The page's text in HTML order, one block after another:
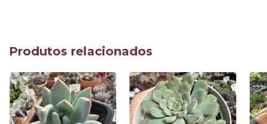
Produtos relacionados